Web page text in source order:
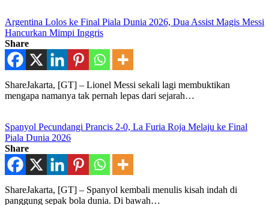
Argentina Lolos ke Final Piala Dunia 2026, Dua Assist Magis Messi
Hancurkan Mimpi Inggris
Share
ShareJakarta, [GT] – Lionel Messi sekali lagi membuktikan
mengapa namanya tak pernah lepas dari sejarah…
Spanyol Pecundangi Prancis 2-0, La Furia Roja Melaju ke Final
Piala Dunia 2026
Share
ShareJakarta, [GT] – Spanyol kembali menulis kisah indah di
panggung sepak bola dunia. Di bawah…